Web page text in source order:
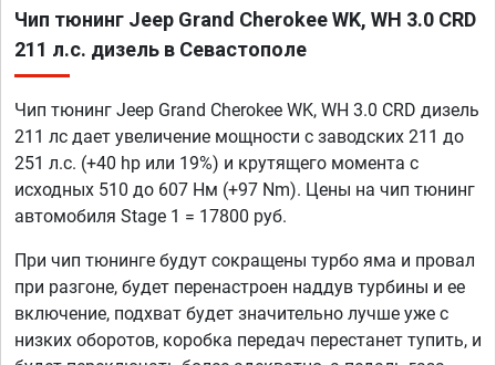
Чип тюнинг Jeep Grand Cherokee WK, WH 3.0 CRD
211 л.с. дизель в Севастополе
Чип тюнинг Jeep Grand Cherokee WK, WH 3.0 CRD дизель
211 лс дает увеличение мощности с заводских 211 до
251 л.с. (+40 hp или 19%) и крутящего момента с
исходных 510 до 607 Нм (+97 Nm). Цены на чип тюнинг
автомобиля Stage 1 = 17800 руб.
При чип тюнинге будут сокращены турбо яма и провал
при разгоне, будет перенастроен наддув турбины и ее
включение, подхват будет значительно лучше уже с
низких оборотов, коробка передач перестанет тупить, и